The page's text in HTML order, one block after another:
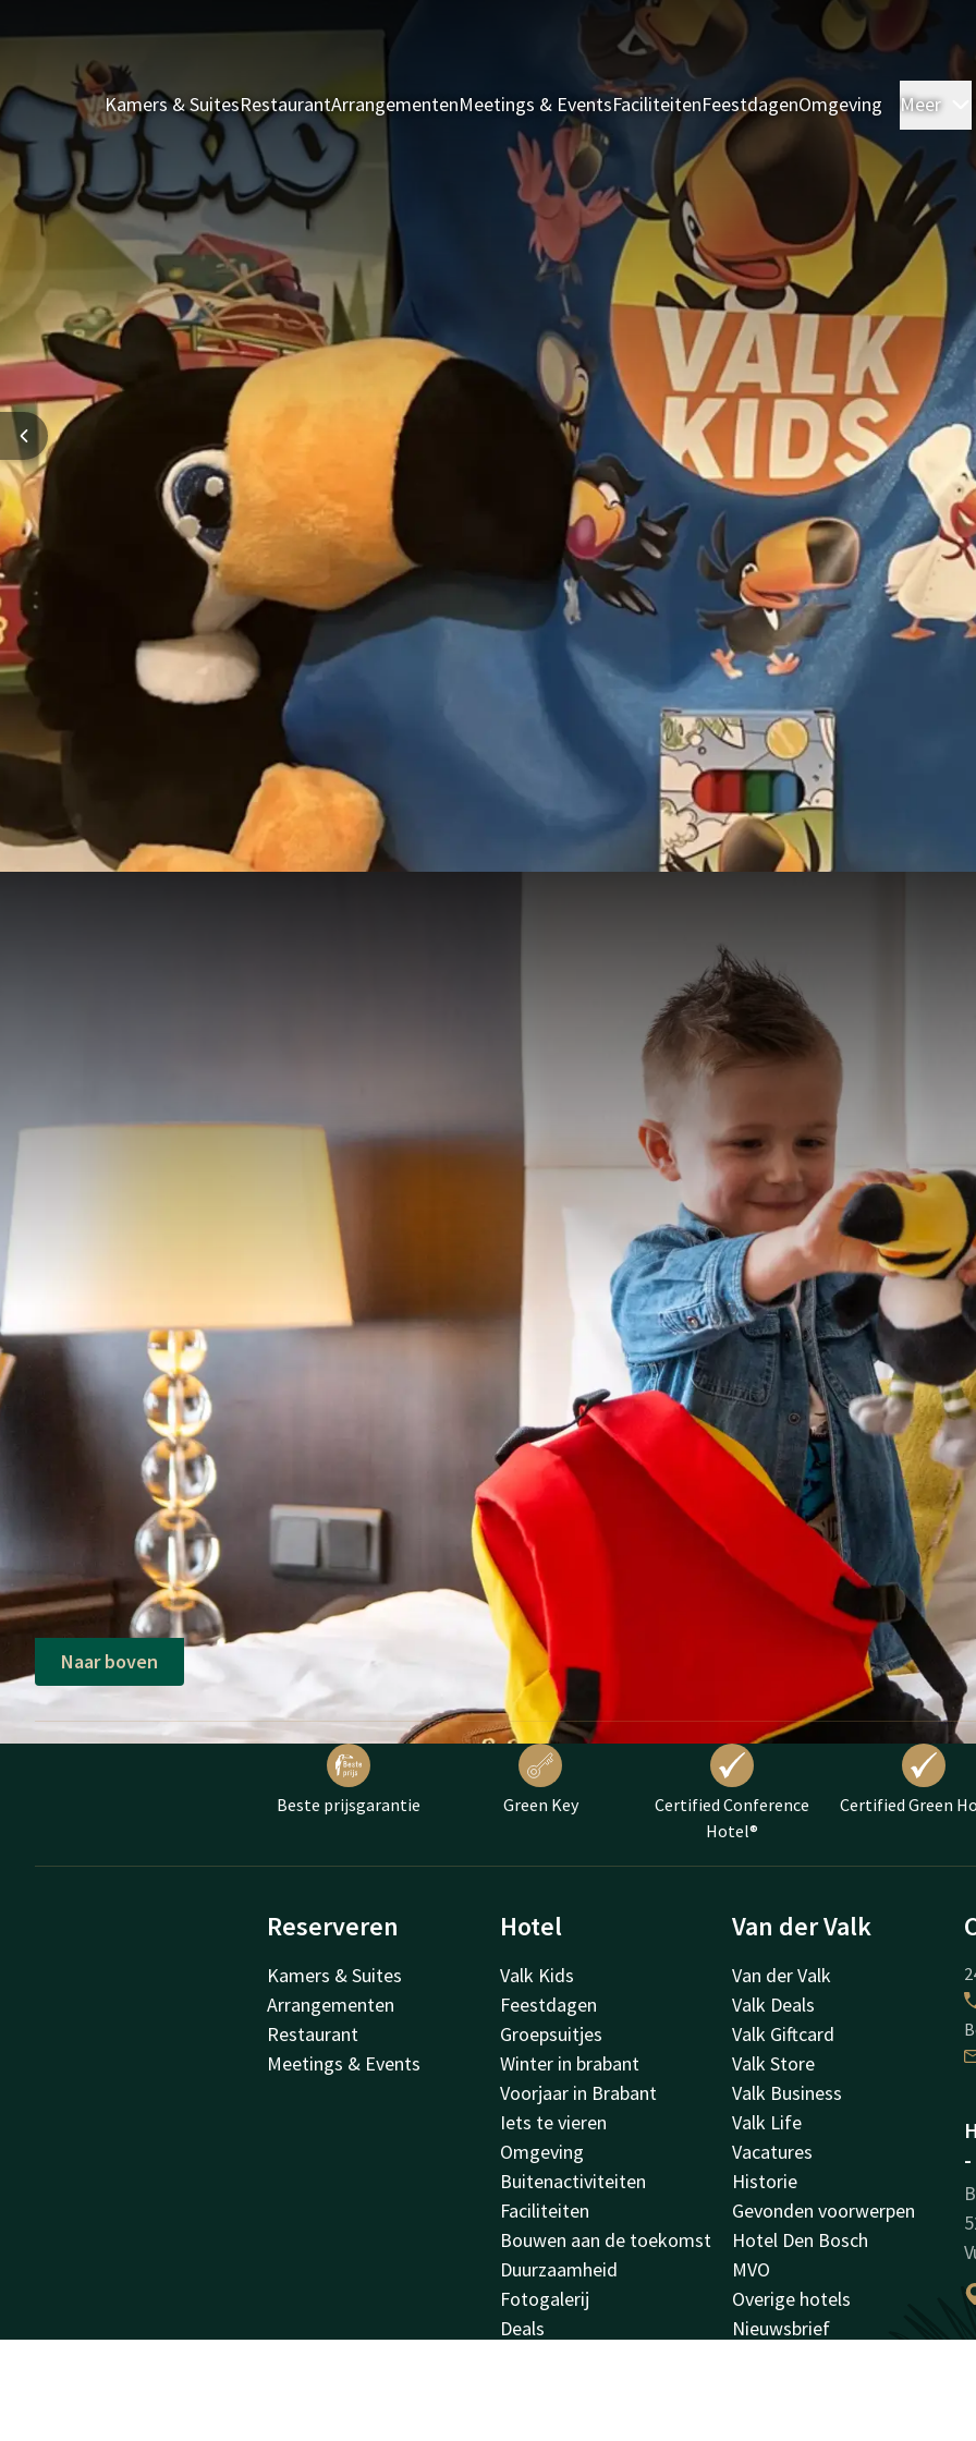
Kamers & SuitesRestaurantArrangementenMeetings & EventsFaciliteitenFeestdagenOmgeving Meer
Timo's Kinderpakket
VALK KIDS
Bestel voor aankomst een kinderpakket om het verblijf van de kleinste nog leuker te
Timo Toekan Rugzakje
Timo of Twiggy Toekan Knuffel
Het pakket is voor € 14,95 te bestellen bij uw reservering.
Naar boven
Beste prijsgarantie Green Key
Certified Conference
Hotel®
Certified Green
Reserveren
Kamers & Suites
Arrangementen
Restaurant
Meetings & Events
Hotel
Valk Kids
Feestdagen
Groepsuitjes
Winter in brabant
Voorjaar in Brabant
Iets te vieren
Omgeving
Buitenactiviteiten
Faciliteiten
Bouwen aan de toekomst
Duurzaamheid
Fotogalerij
Deals
Van der Valk
Van der Valk
Valk Deals
Valk Giftcard
Valk Store
Valk Business
Valk Life
Vacatures
Historie
Gevonden voorwerpen
Hotel Den Bosch
MVO
Overige hotels
Nieuwsbrief